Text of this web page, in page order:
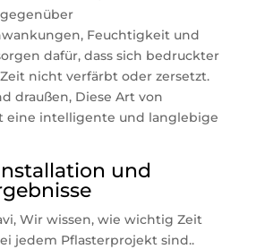
Feuchtigkeit und
dafür, dass sich bedruckter
nicht verfärbt oder zersetzt.
draußen, Diese Art von
eine intelligente und langlebige
und
Wir wissen, wie wichtig Zeit
jedem Pflasterprojekt sind..